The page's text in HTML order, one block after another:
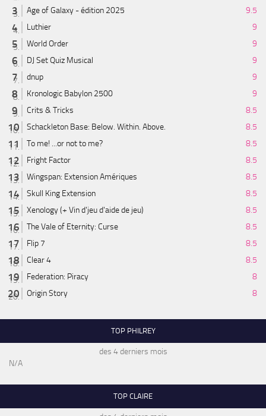
Age of Galaxy - édition 2025
9.5
Luthier
9
World Order
9
DJ Set Quiz Musical
9
dnup
9
Kronologic Babylon 2500
9
Crits & Tricks
8.5
Schackleton Base: Below. Within. Above.
8.5
To me! ...or not to me?
8.5
Fright Factor
8.5
Wingspan: Extension Amériques
8.5
Skull King Extension
8.5
Xenology (+ Vin d'jeu d'aide de jeu)
8.5
The Vale of Eternity: Curse
8.5
Flip 7
8.5
Clear 4
8.5
Federation: Piracy
8
Origin Story
8
TOP PHILREY
des 4 derniers mois
N/A
TOP CLAIRE